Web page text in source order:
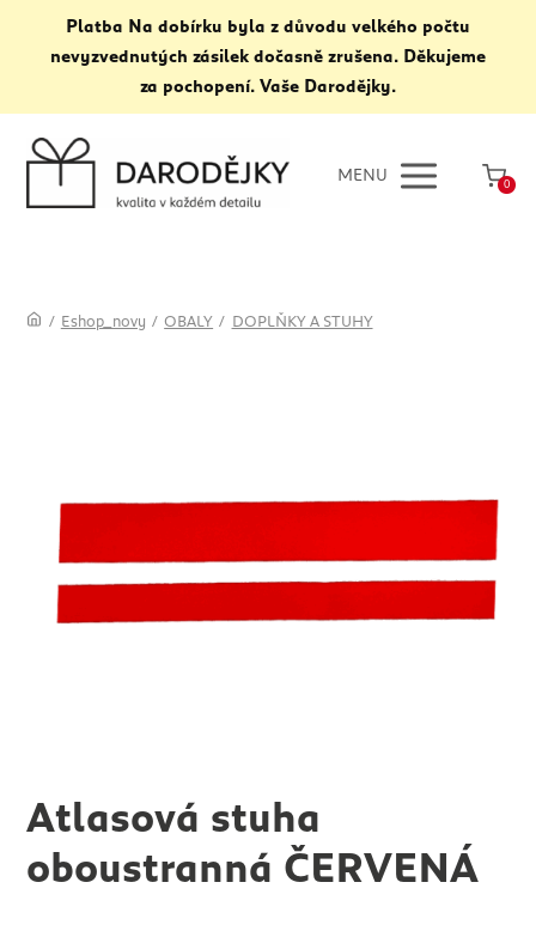
Platba Na dobírku byla z důvodu velkého počtu
nevyzvednutých zásilek dočasně zrušena. Děkujeme
za pochopení. Vaše Darodějky.
MENU
0
/ Eshop_novy / OBALY / DOPLŇKY A STUHY
Atlasová stuha
oboustranná ČERVENÁ